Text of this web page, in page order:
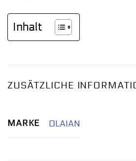
Inhalt
ZUSÄTZLICHE
MARKE OLAIAN